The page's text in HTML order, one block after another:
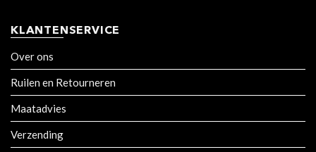
KLANTENSERVICE
Over ons
Ruilen en Retourneren
Maatadvies
Verzending